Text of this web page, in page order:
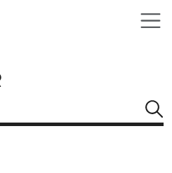
31